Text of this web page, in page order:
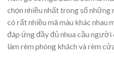
chọn nhiều nhất trong số những
có rất nhiều mã màu khác nhau
đáp ứng đầy đủ nhua cầu
làm rèm phòng khách và rèm